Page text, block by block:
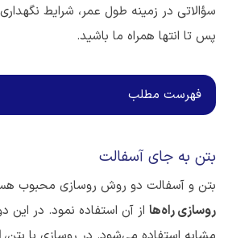
سؤالاتی در زمینه طول عمر، شرایط
پس تا انتها همراه ما باشید.
فهرست مطلب
بتن به جای آسفالت
بتن و آسفالت دو روش روسازی محبوب
روسازی راه‌ها از آن استفاده نمود. در این